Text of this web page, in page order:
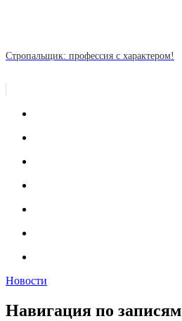
Стропальщик: профессия с характером!
Новости
Навигация по записям